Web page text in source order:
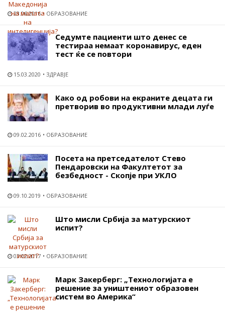
23.06.2016 ОБРАЗОВАНИЕ
Седумте пациенти што денес се
тестираа немаат коронавирус, еден
тест ќе се повтори
15.03.2020 ЗДРАВЈЕ
Како од робови на екраните децата ги
претворив во продуктивни млади луѓе
09.02.2016 ОБРАЗОВАНИЕ
Посета на претседателот Стево
Пендаровски на Факултетот за
безбедност - Скопје при УКЛО
09.10.2019 ОБРАЗОВАНИЕ
Што мисли Србија за матурскиот
испит?
03.02.2017 ОБРАЗОВАНИЕ
Марк Закерберг: „Технологијата е
решение за уништениот образовен
систем во Америка“